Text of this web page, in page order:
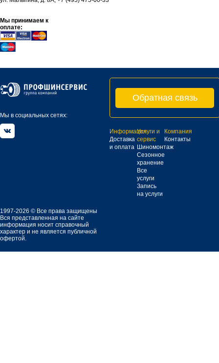
Мы принимаем к
оплате:
Мы в социальных сетях:
Обратная связь
Информация
Доставка
и оплата
Услуги и
сервис
Шиномонтаж
Сезонное
хранение
Все
услуги
Запись
на услуги
Компания
Контакты
1997-2026 © Все права защищены
Вся представленная на сайте
информация носит справочный
характер и не является публичной
офертой.